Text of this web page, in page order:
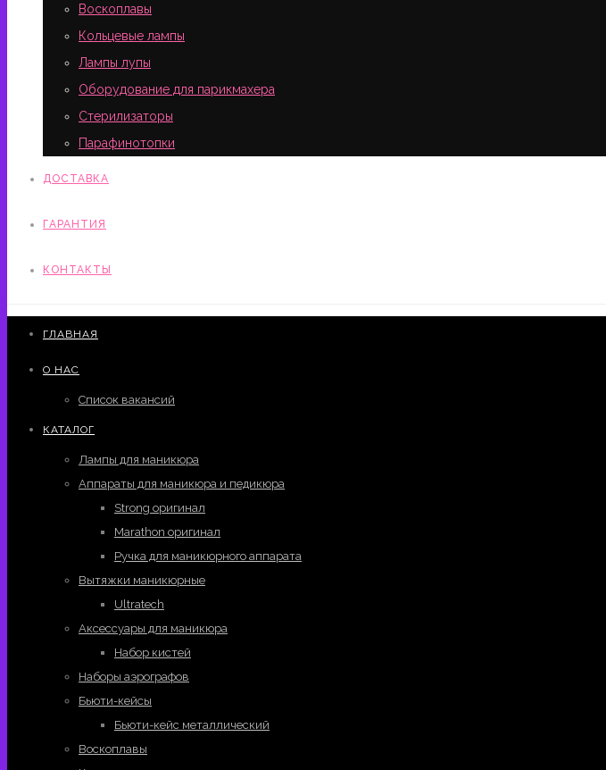
Воскоплавы
Кольцевые лампы
Лампы лупы
Оборудование для парикмахера
Стерилизаторы
Парафинотопки
ДОСТАВКА
ГАРАНТИЯ
КОНТАКТЫ
ГЛАВНАЯ
О НАС
Список вакансий
КАТАЛОГ
Лампы для маникюра
Аппараты для маникюра и педикюра
Strong оригинал
Marathon оригинал
Ручка для маникюрного аппарата
Вытяжки маникюрные
Ultratech
Аксессуары для маникюра
Набор кистей
Наборы аэрографов
Бьюти-кейсы
Бьюти-кейс металлический
Воскоплавы